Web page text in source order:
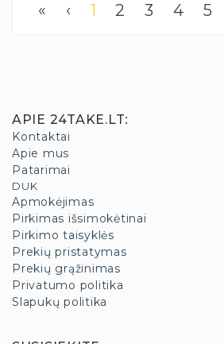
« ‹ 1 2 3 4 5
APIE 24TAKE.LT:
Kontaktai
Apie mus
Patarimai
DUK
Apmokėjimas
Pirkimas išsimokėtinai
Pirkimo taisyklės
Prekių pristatymas
Prekių grąžinimas
Privatumo politika
Slapukų politika